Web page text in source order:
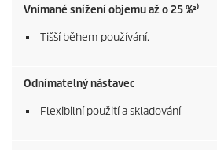
Vnímané snížení objemu až o 25 %²⁾
Tišší během používání.
Odnímatelný nástavec
Flexibilní použití a skladování